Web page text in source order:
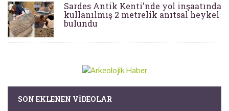
Sardes Antik Kenti'nde yol inşaatında
kullanılmış 2 metrelik anıtsal heykel
bulundu
SON EKLENEN VIDEOLAR